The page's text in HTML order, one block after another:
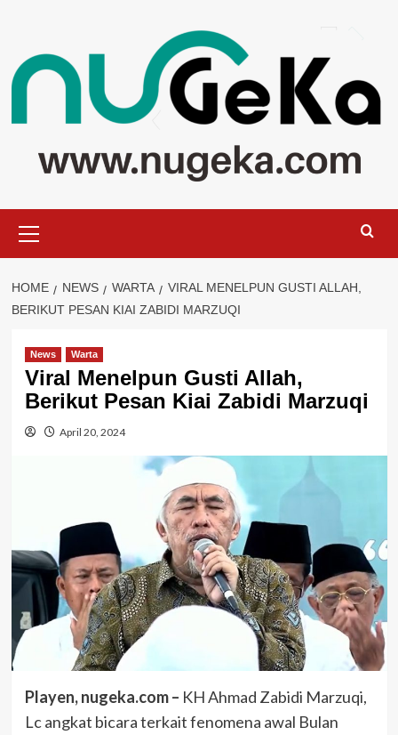
content
Menu
HOME NEWS WARTA
VIRAL MENELPUN GUSTI ALLAH,
BERIKUT PESAN KIAI ZABIDI MARZUQI
News Warta
Viral Menelpun Gusti Allah,
Berikut Pesan Kiai Zabidi Marzuqi
April 20, 2024
Playen, nugeka.com – KH Ahmad Zabidi Marzuqi,
Lc angkat bicara terkait fenomena awal Bulan